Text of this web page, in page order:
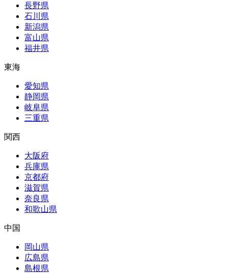
長野県
石川県
新潟県
富山県
福井県
東海
愛知県
静岡県
岐阜県
三重県
関西
大阪府
兵庫県
京都府
滋賀県
奈良県
和歌山県
中国
岡山県
広島県
島根県